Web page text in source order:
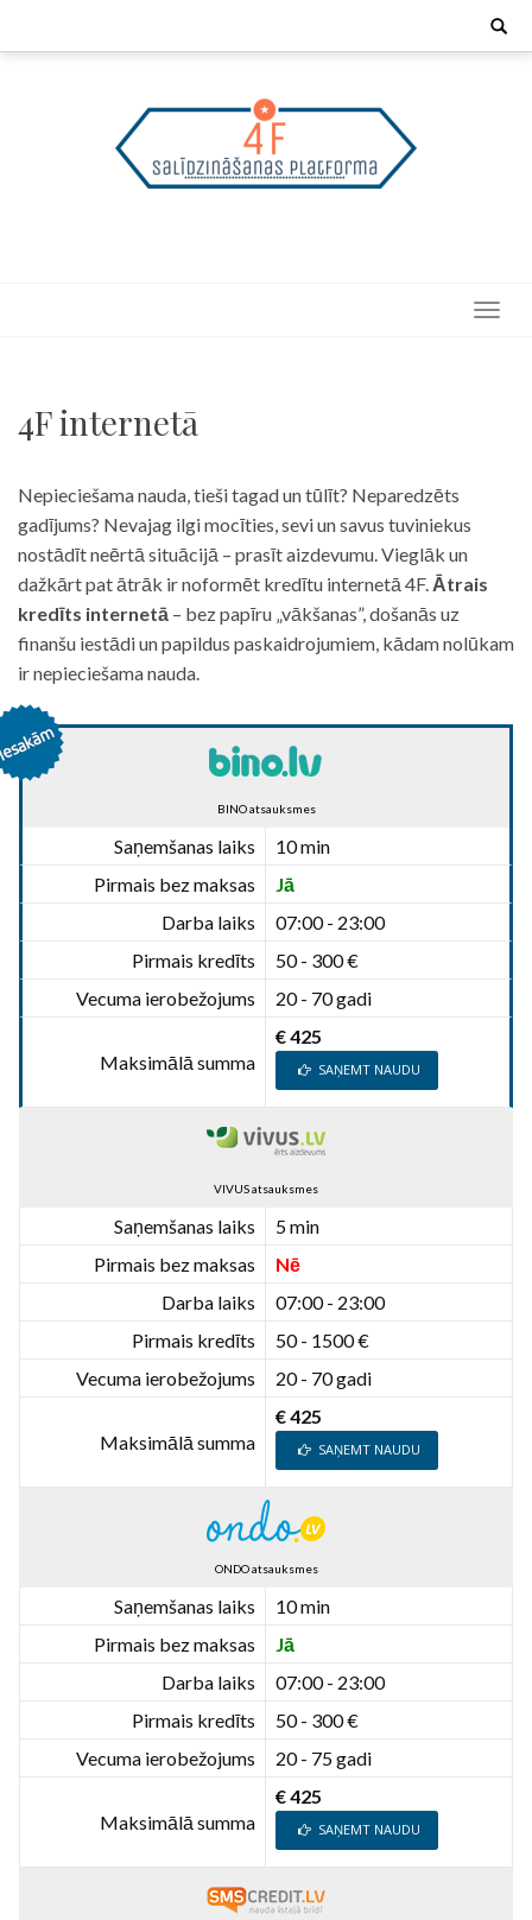
Search
4F internetā
Nepieciešama nauda, tieši tagad un tūlīt? Neparedzēts
gadījums? Nevajag ilgi mocīties, sevi un savus tuviniekus
nostādīt neērtā situācijā – prasīt aizdevumu. Vieglāk un
dažkārt pat ātrāk ir noformēt kredītu internetā 4F. Ātrais
kredīts internetā – bez papīru „vākšanas”, došanās uz
finanšu iestādi un papildus paskaidrojumiem, kādam nolūkam
ir nepieciešama nauda.
BINO atsauksmes
Saņemšanas laiks
10 min
Pirmais bez maksas
Jā
Darba laiks
07:00 - 23:00
Pirmais kredīts
50 - 300 €
Vecuma ierobežojums
20 - 70 gadi
Maksimālā summa
€ 425
SAŅEMT NAUDU
VIVUS atsauksmes
Saņemšanas laiks
5 min
Pirmais bez maksas
Nē
Darba laiks
07:00 - 23:00
Pirmais kredīts
50 - 1500 €
Vecuma ierobežojums
20 - 70 gadi
Maksimālā summa
€ 425
SAŅEMT NAUDU
ONDO atsauksmes
Saņemšanas laiks
10 min
Pirmais bez maksas
Jā
Darba laiks
07:00 - 23:00
Pirmais kredīts
50 - 300 €
Vecuma ierobežojums
20 - 75 gadi
Maksimālā summa
€ 425
SAŅEMT NAUDU